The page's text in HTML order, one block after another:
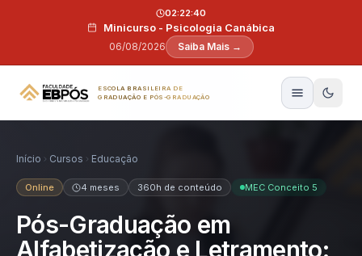
Minicurso - Psicologia Canábica
06/08/2026
02:22:39
Saiba Mais →
ESCOLA BRASILEIRA DE
GRADUAÇÃO E PÓS-GRADUAÇÃO
Início Cursos Educação
Online 4 meses 360h de conteúdo MEC Conceito 5
Pós-Graduação em
Alfabetização e Letramento: